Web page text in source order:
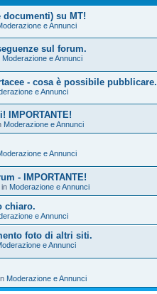
su MT!
e Annunci
sul forum.
Moderazione e Annunci
- cosa è possibile pubblicare.
e Annunci
IMPORTANTE!
Moderazione e Annunci
e Annunci
- IMPORTANTE!
in Moderazione e Annunci
chiaro.
e Annunci
foto di altri siti.
e Annunci
Moderazione e Annunci